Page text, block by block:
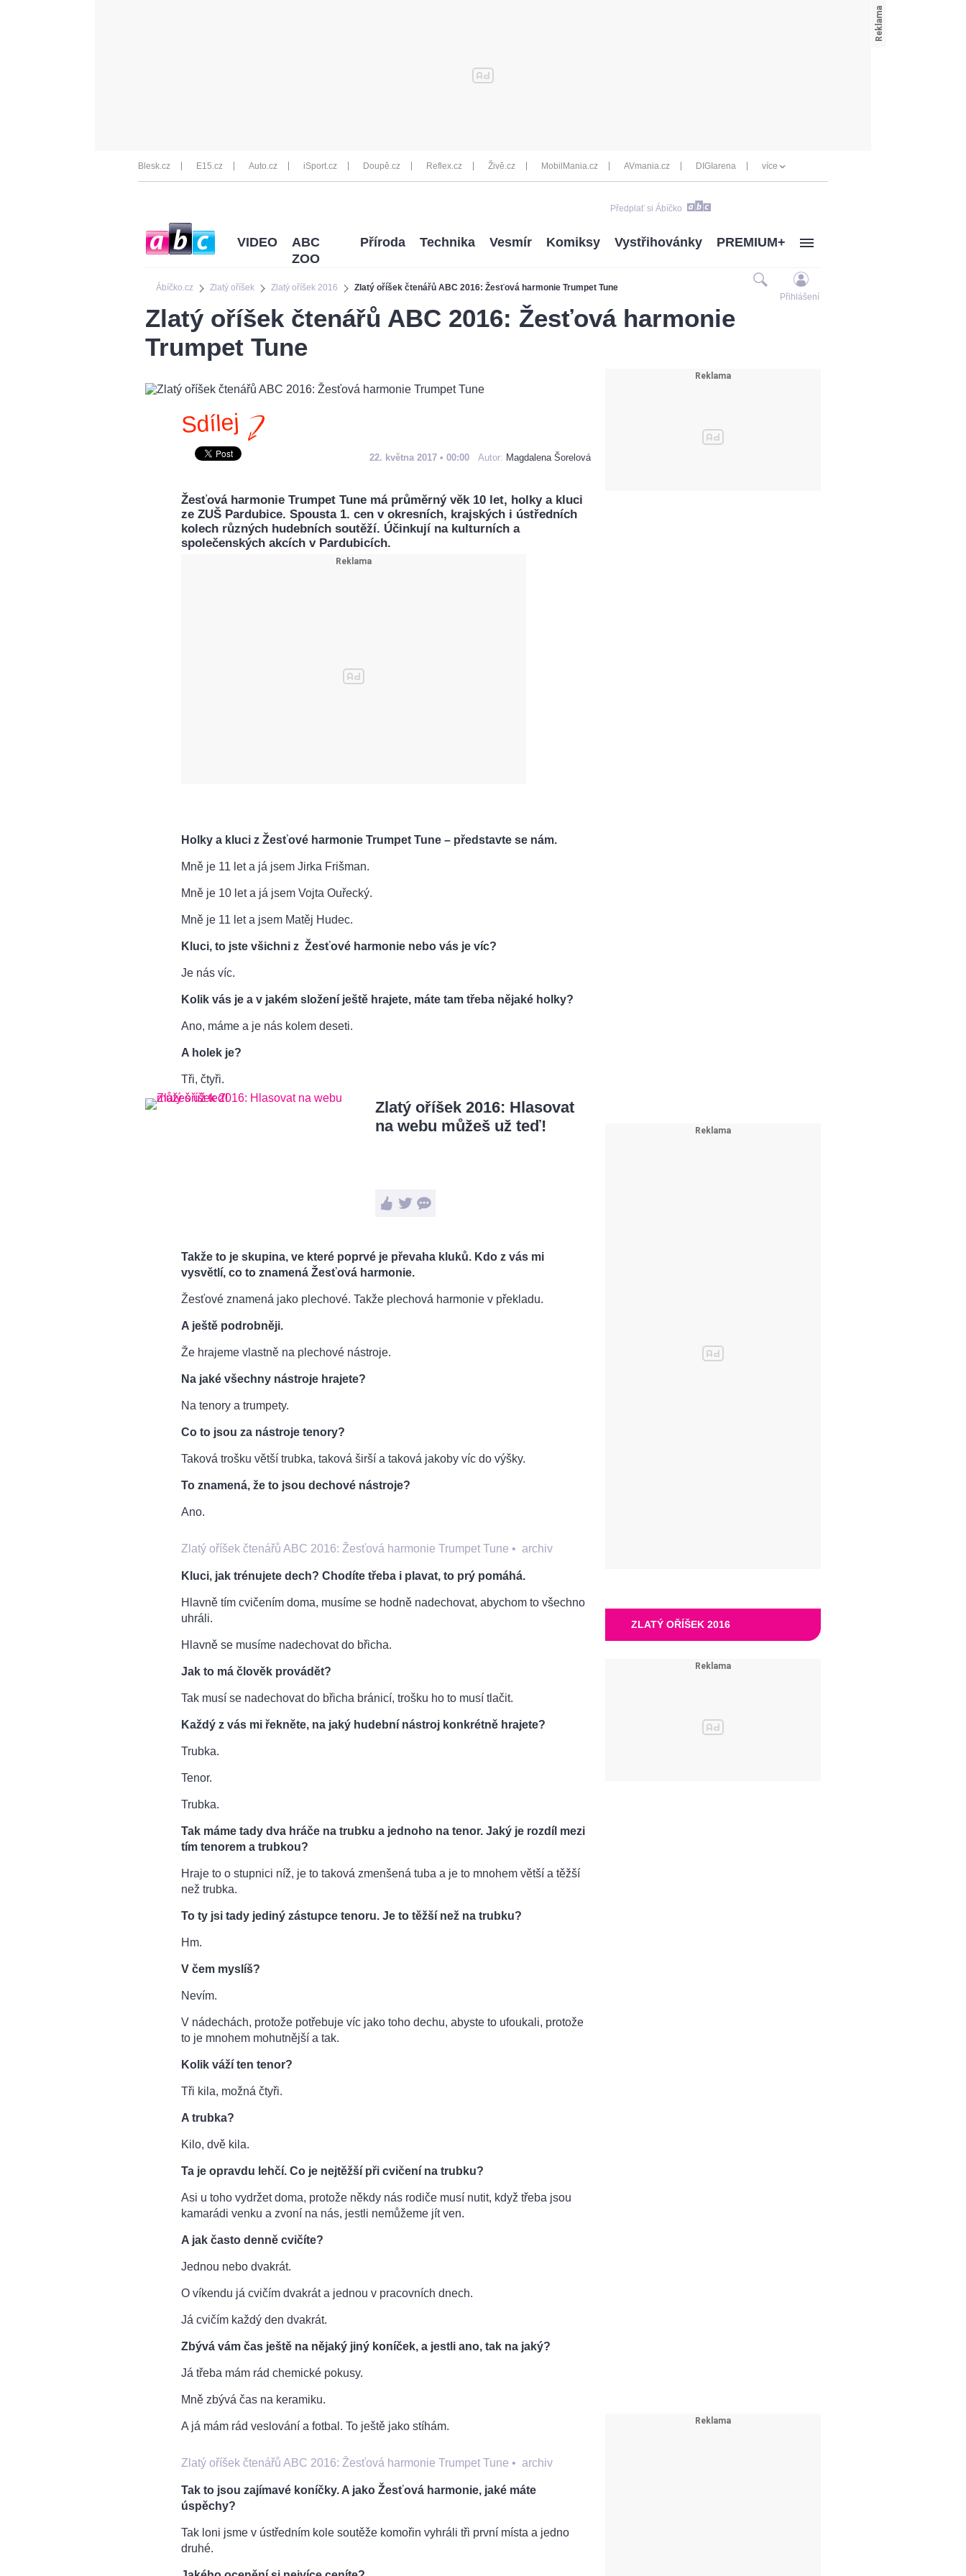
Blesk.cz E15.cz Auto.cz iSport.cz Doupě.cz Reflex.cz Živě.cz MobilMania.cz AVmania.cz DIGIarena více
Předplať si Ábíčko
Ábíčko.cz Zlatý oříšek Zlatý oříšek 2016 Zlatý oříšek čtenářů ABC 2016: Žesťová harmonie Trumpet Tune
VIDEO
ABC
ZOO
Příroda Technika Vesmír Komiksy Vystřihovánky PREMIUM+
Přihlášení
Zlatý oříšek čtenářů ABC 2016: Žesťová harmonie
Trumpet Tune
Sdílej
22. května 2017 • 00:00 Autor: Magdalena Šorelová
Žesťová harmonie Trumpet Tune má průměrný věk 10 let, holky a kluci
ze ZUŠ Pardubice. Spousta 1. cen v okresních, krajských i ústředních
kolech různých hudebních soutěží. Účinkují na kulturních a
společenských akcích v Pardubicích.
Holky a kluci z Žesťové harmonie Trumpet Tune – představte se nám.
Mně je 11 let a já jsem Jirka Frišman.
Mně je 10 let a já jsem Vojta Ouřecký.
Mně je 11 let a jsem Matěj Hudec.
Kluci, to jste všichni z Žesťové harmonie nebo vás je víc?
Je nás víc.
Kolik vás je a v jakém složení ještě hrajete, máte tam třeba nějaké holky?
Ano, máme a je nás kolem deseti.
A holek je?
Tři, čtyři.
Zlatý oříšek 2016: Hlasovat
na webu můžeš už teď!
Takže to je skupina, ve které poprvé je převaha kluků. Kdo z vás mi
vysvětlí, co to znamená Žesťová harmonie.
Žesťové znamená jako plechové. Takže plechová harmonie v překladu.
A ještě podrobněji.
Že hrajeme vlastně na plechové nástroje.
Na jaké všechny nástroje hrajete?
Na tenory a trumpety.
Co to jsou za nástroje tenory?
Taková trošku větší trubka, taková širší a taková jakoby víc do výšky.
To znamená, že to jsou dechové nástroje?
Ano.
Zlatý oříšek čtenářů ABC 2016: Žesťová harmonie Trumpet Tune • archiv
Kluci, jak trénujete dech? Chodíte třeba i plavat, to prý pomáhá.
Hlavně tím cvičením doma, musíme se hodně nadechovat, abychom to všechno
uhráli.
Hlavně se musíme nadechovat do břicha.
Jak to má člověk provádět?
Tak musí se nadechovat do břicha bránicí, trošku ho to musí tlačit.
Každý z vás mi řekněte, na jaký hudební nástroj konkrétně hrajete?
Trubka.
Tenor.
Trubka.
Tak máme tady dva hráče na trubku a jednoho na tenor. Jaký je rozdíl mezi
tím tenorem a trubkou?
Hraje to o stupnici níž, je to taková zmenšená tuba a je to mnohem větší a těžší
než trubka.
To ty jsi tady jediný zástupce tenoru. Je to těžší než na trubku?
Hm.
V čem myslíš?
Nevím.
V nádechách, protože potřebuje víc jako toho dechu, abyste to ufoukali, protože
to je mnohem mohutnější a tak.
Kolik váží ten tenor?
Tři kila, možná čtyři.
A trubka?
Kilo, dvě kila.
Ta je opravdu lehčí. Co je nejtěžší při cvičení na trubku?
Asi u toho vydržet doma, protože někdy nás rodiče musí nutit, když třeba jsou
kamarádi venku a zvoní na nás, jestli nemůžeme jít ven.
A jak často denně cvičíte?
Jednou nebo dvakrát.
O víkendu já cvičím dvakrát a jednou v pracovních dnech.
Já cvičím každý den dvakrát.
Zbývá vám čas ještě na nějaký jiný koníček, a jestli ano, tak na jaký?
Já třeba mám rád chemické pokusy.
Mně zbývá čas na keramiku.
A já mám rád veslování a fotbal. To ještě jako stíhám.
Zlatý oříšek čtenářů ABC 2016: Žesťová harmonie Trumpet Tune • archiv
Tak to jsou zajímavé koníčky. A jako Žesťová harmonie, jaké máte
úspěchy?
Tak loni jsme v ústředním kole soutěže komořin vyhráli tři první místa a jedno
druhé.
ZLATÝ OŘÍŠEK 2016